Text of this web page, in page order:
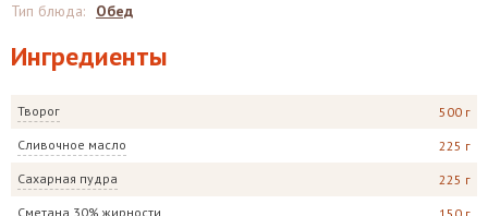
Ингредиенты
Творог 500 г
Сливочное масло 225 г
Сахарная пудра 225 г
Сметана 30% жирности
Тип блюда: Обед